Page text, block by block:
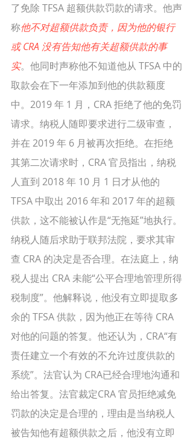
了免除 TFSA 超额供款罚款的请求。他声
称他不对超额供款负责，因为他的银行
或 CRA 没有告知他有关超额供款的事
实。他同时声称他不知道他从 TFSA 中的
取款会在下一年添加到他的供款额度
中。2019 年 1 月，CRA 拒绝了他的免罚
请求。纳税人随即要求进行二级审查，
并在 2019 年 6 月被再次拒绝。在拒绝
其第二次请求时，CRA 官员指出，纳税
人直到 2018 年 10 月 1 日才从他的
TFSA 中取出 2016 年和 2017 年的超额
供款，这不能被认作是“无拖延”地执行。
纳税人随后求助于联邦法院，要求其审
查 CRA 的决定是否合理。在法庭上，纳
税人提出 CRA 未能“公平合理地管理所得
税制度”。他解释说，他没有立即提取多
余的 TFSA 供款，因为他正在等待 CRA
对他的问题的答复。他还认为，CRA“有
责任建立一个有效的不允许过度供款的
系统”。法官认为 CRA已经合理地沟通和
给出答复。法官裁定CRA 官员拒绝减免
罚款的决定是合理的，理由是当纳税人
被告知他有超额供款之后，他没有立即